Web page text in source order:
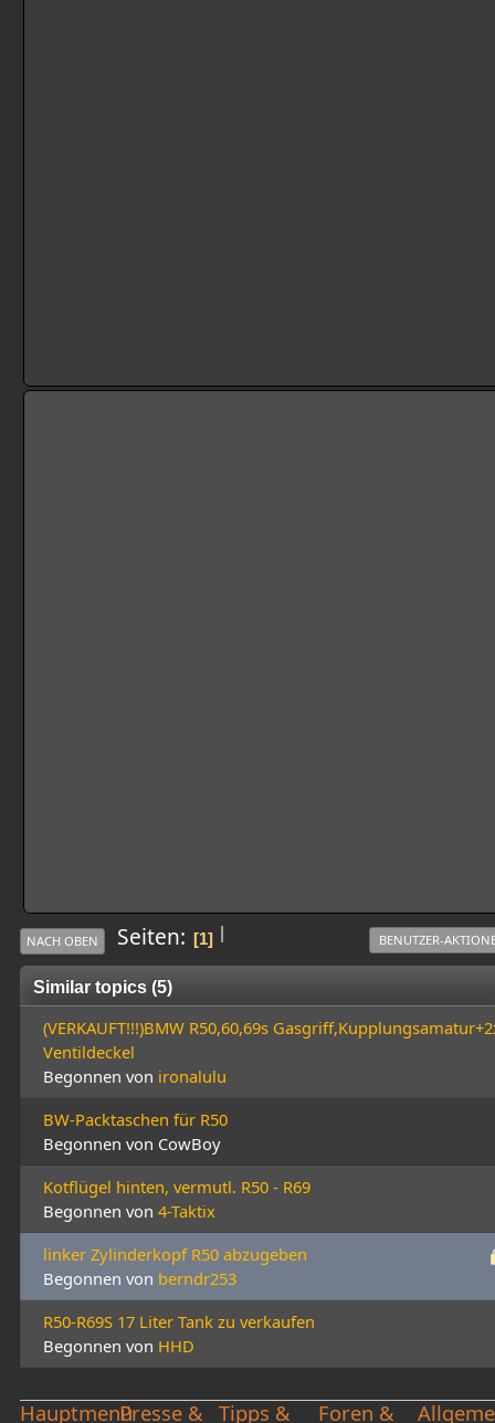
|
NACH OBEN Seiten 1 BENUTZER-
Similar topics (5)
(VERKAUFT!!!)BMW R50,60,69s
Ventildeckel
Begonnen von ironalulu
BW-Packtaschen für R50
Begonnen von CowBoy
Kotflügel hinten, vermutl. R50 - R69
Begonnen von 4-Taktix
linker Zylinderkopf R50 abzugeben
Begonnen von berndr253
R50-R69S 17 Liter Tank zu verkaufen
Begonnen von HHD
HauptmenüPresse & Tipps &
Foren &